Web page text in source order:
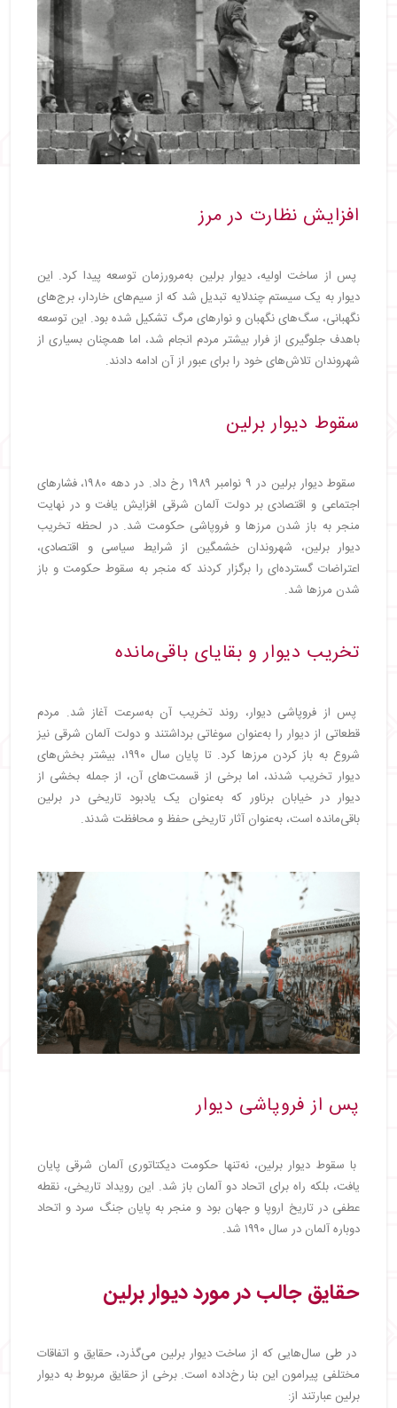
افزایش نظارت در مرز
پس از ساخت اولیه، دیوار برلین به‌مرورزمان توسعه پیدا کرد. این
دیوار به یک سیستم چندلایه تبدیل شد که از سیم‌های خاردار، برج‌های
نگهبانی، سگ‌های نگهبان و نوارهای مرگ تشکیل شده بود. این توسعه
باهدف جلوگیری از فرار بیشتر مردم انجام شد، اما همچنان بسیاری از
شهروندان تلاش‌های خود را برای عبور از آن ادامه دادند.
سقوط دیوار برلین
سقوط دیوار برلین در ۹ نوامبر ۱۹۸۹ رخ داد. در دهه ۱۹۸۰، فشارهای
اجتماعی و اقتصادی بر دولت آلمان شرقی افزایش یافت و در نهایت
منجر به باز شدن مرزها و فروپاشی حکومت شد. در لحظه تخریب
دیوار برلین، شهروندان خشمگین از شرایط سیاسی و اقتصادی،
اعتراضات گسترده‌ای را برگزار کردند که منجر به سقوط حکومت و باز
شدن مرزها شد.
تخریب دیوار و بقایای باقی‌مانده
پس از فروپاشی دیوار، روند تخریب آن به‌سرعت آغاز شد. مردم
قطعاتی از دیوار را به‌عنوان سوغاتی برداشتند و دولت آلمان شرقی نیز
شروع به باز کردن مرزها کرد. تا پایان سال ۱۹۹۰، بیشتر بخش‌های
دیوار تخریب شدند، اما برخی از قسمت‌های آن، از جمله بخشی از
دیوار در خیابان برناور که به‌عنوان یک یادبود تاریخی در برلین
باقی‌مانده است، به‌عنوان آثار تاریخی حفظ و محافظت شدند.
پس از فروپاشی دیوار
با سقوط دیوار برلین، نه‌تنها حکومت دیکتاتوری آلمان شرقی پایان
یافت، بلکه راه برای اتحاد دو آلمان باز شد. این رویداد تاریخی، نقطه
عطفی در تاریخ اروپا و جهان بود و منجر به پایان جنگ سرد و اتحاد
دوباره آلمان در سال ۱۹۹۰ شد.
حقایق جالب در مورد دیوار برلین
در طی سال‌هایی که از ساخت دیوار برلین می‌گذرد، حقایق و اتفاقات
مختلفی پیرامون این بنا رخ‌داده است. برخی از حقایق مربوط به دیوار
برلین عبارتند از: